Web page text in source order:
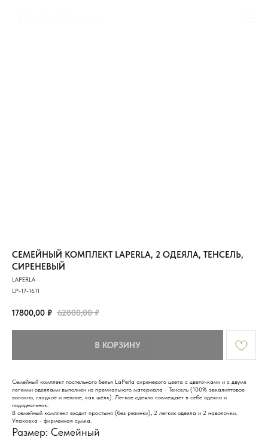
СЕМЕЙНЫЙ КОМПЛЕКТ LAPERLA, 2 ОДЕЯЛА, ТЕНСЕЛЬ,
СИРЕНЕВЫЙ
LAPERLA
LP-17-1611
17800,00 ₽ 62800,00 ₽
В КОРЗИНУ
Семейный комплект постельного белья LaPerla сиреневого цвета с цветочками и с двумя
легкими одеялами выполнен из премиального материала - Тенсель (100% эвкалиптовое
волокно, гладкое и нежное, как шёлк). Легкое одеяло совмещает в себе одеяло и
пододеяльник.
В семейный комплект входит простыня (без резинки), 2 легких одеяла и 2 наволочки.
Упаковка - фирменная сумка.
Размер: Семейный